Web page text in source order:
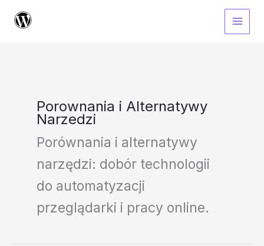
treści
Porownania i Alternatywy
Narzedzi
Porównania i alternatywy
narzędzi: dobór technologii
do automatyzacji
przeglądarki i pracy online.